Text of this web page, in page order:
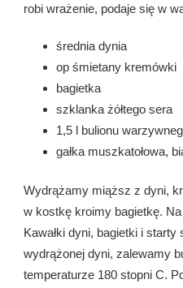
robi wrażenie, podaje się w
średnia dynia
op śmietany kremówki
bagietka
szklanka żółtego sera
1,5 l bulionu
gałka muszkatołowa,
Wydrążamy miąższ z dyni,
w kostkę kroimy bagietkę.
Kawałki dyni, bagietki i
wydrążonej dyni, zalewamy
temperaturze 180 stopni C.